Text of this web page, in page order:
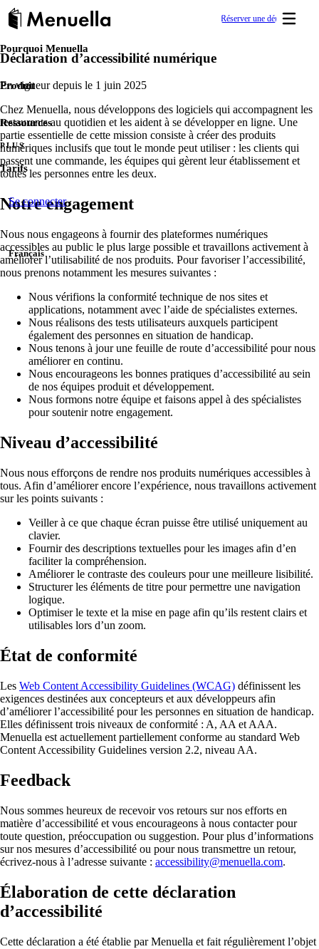
Réserver une démo
Démarrer vite
PRÉSENCE DIGITALE & VISIBILITÉ
Site web restaurant
Menu en ligne & QR
Une carte digitale professionnelle pour la visibilité—5
site et la commande.
Gagnez en visibilité sur Google local et les recherches
Menuella.
Pages lien
Créez une page lien tout-en-un (type lien en
Créez et mesurez des liens courts de marque pour
Galerie média
Exploitez du stock premium ou importez vos visuels
VENTE DIRECTE & CHIFFRE D’AFFAIRES
Commerce sans friction sur vos rails—100 % sans
Ordini telefonici IA PREVIEW
in cucina.
Ordini da chiosco PREVIEW
Un chiosco self-order fa sfogliare l'intero menu,
cucina.
Logistique renforcée par le ML—vos zones, ETA
Upsells intelligents
Upsells neuronaux prédictifs—compléments et achats
Précommandes & planification
Préparation & planification prédictives—prévision de
pic.
APPRENDRE
Centre d'aide
Academy
Apprenez avec des tutoriels, cours et articles.
Articles, conseils et guides sur les menus digitaux.
Food Wiki
Une référence en langage clair sur les plats des menus de
Études de cas
Découvrez comment les restaurants réussissent avec Menuella.
Alternatives
Comparez Menuella avec d’autres solutions.
PLATEFORME
Intégrations
Écosystème
Signature Releases
Découvrez les releases majeures et innovations Menuella.
Vérifiez les performances en temps réel.
Télécharger
Pourquoi Menuella
Produit
Ressources
PLUS
Tarifs
Se connecter
Français
Déclaration d’accessibilité numérique
En vigueur depuis le 1 juin 2025
Chez Menuella, nous développons des logiciels qui accompagnent les
restaurants au quotidien et les aident à se développer en ligne. Une
partie essentielle de cette mission consiste à créer des produits
numériques inclusifs que tout le monde peut utiliser : les clients qui
passent une commande, les équipes qui gèrent leur établissement et
toutes les personnes entre les deux.
Notre engagement
Nous nous engageons à fournir des plateformes numériques
accessibles au public le plus large possible et travaillons activement à
améliorer l’utilisabilité de nos produits. Pour favoriser l’accessibilité,
nous prenons notamment les mesures suivantes :
Nous vérifions la conformité technique de nos sites et
applications, notamment avec l’aide de spécialistes externes.
Nous réalisons des tests utilisateurs auxquels participent
également des personnes en situation de handicap.
Nous tenons à jour une feuille de route d’accessibilité pour nous
améliorer en continu.
Nous encourageons les bonnes pratiques d’accessibilité au sein
de nos équipes produit et développement.
Nous formons notre équipe et faisons appel à des spécialistes
pour soutenir notre engagement.
Niveau d’accessibilité
Nous nous efforçons de rendre nos produits numériques accessibles à
tous. Afin d’améliorer encore l’expérience, nous travaillons activement
sur les points suivants :
Veiller à ce que chaque écran puisse être utilisé uniquement au
clavier.
Fournir des descriptions textuelles pour les images afin d’en
faciliter la compréhension.
Améliorer le contraste des couleurs pour une meilleure lisibilité.
Structurer les éléments de titre pour permettre une navigation
logique.
Optimiser le texte et la mise en page afin qu’ils restent clairs et
utilisables lors d’un zoom.
État de conformité
Les Web Content Accessibility Guidelines (WCAG) définissent les
exigences destinées aux concepteurs et aux développeurs afin
d’améliorer l’accessibilité pour les personnes en situation de handicap.
Elles définissent trois niveaux de conformité : A, AA et AAA.
Menuella est actuellement partiellement conforme au standard Web
Content Accessibility Guidelines version 2.2, niveau AA.
Feedback
Nous sommes heureux de recevoir vos retours sur nos efforts en
matière d’accessibilité et vous encourageons à nous contacter pour
toute question, préoccupation ou suggestion. Pour plus d’informations
sur nos mesures d’accessibilité ou pour nous transmettre un retour,
écrivez-nous à l’adresse suivante : accessibility@menuella.com.
Élaboration de cette déclaration
d’accessibilité
Cette déclaration a été établie par Menuella et fait régulièrement l’objet